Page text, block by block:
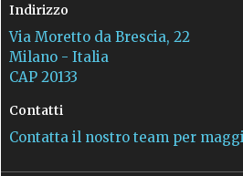
Indirizzo
Via Moretto da Brescia, 22
Milano - Italia
CAP 20133
Contatti
Contatta il nostro team per